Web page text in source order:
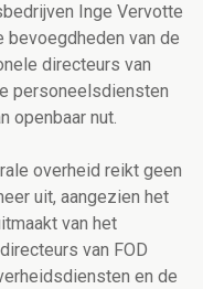
Inge Vervotte
bevoegdheden van de
directeurs van
personeelsdiensten
openbaar nut.
overheid reikt geen
uit, aangezien het
van het
van FOD
en de